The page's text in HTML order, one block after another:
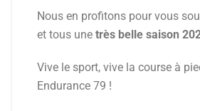
Nous en profitons pour vous
et tous une très belle saison
Vive le sport, vive la course à
Endurance 79 !